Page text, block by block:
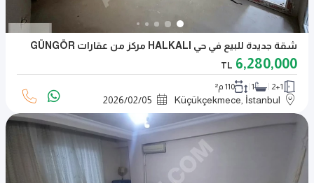
شقة جديدة للبيع في حي HALKALI مركز من عقارات GÜNGÖR
6,280,000
TL
2+1
1 110 م²
Küçükçekmece, İstanbul
2026/02/05